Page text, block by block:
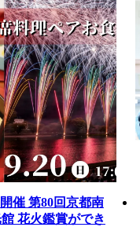
催 第80回京都南
花火鑑賞ができ